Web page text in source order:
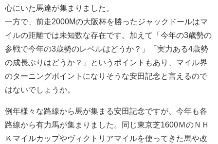
心にいた馬達が集まりました。
一方で、前走2000Mの大阪杯を勝ったジャックドールはマ
イルの距離では未知数な存在です。加えて「今年の3歳勢の
参戦で今年の3歳勢のレベルはどうか？」「実力ある4歳勢
の成長ぶりはどうか？」というポイントもあり、マイル界
のターニングポイントになりそうな安田記念と言えるので
はないでしょうか。
例年様々な路線から馬が集まる安田記念ですが、今年も各
路線から有力馬が集まりました。同じ東京芝1600ＭのＮＨ
Ｋマイルカップやヴィクトリアマイルを使ってきた馬や改